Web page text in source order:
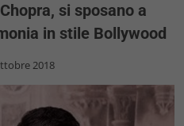
si sposano a
in stile Bollywood
2018